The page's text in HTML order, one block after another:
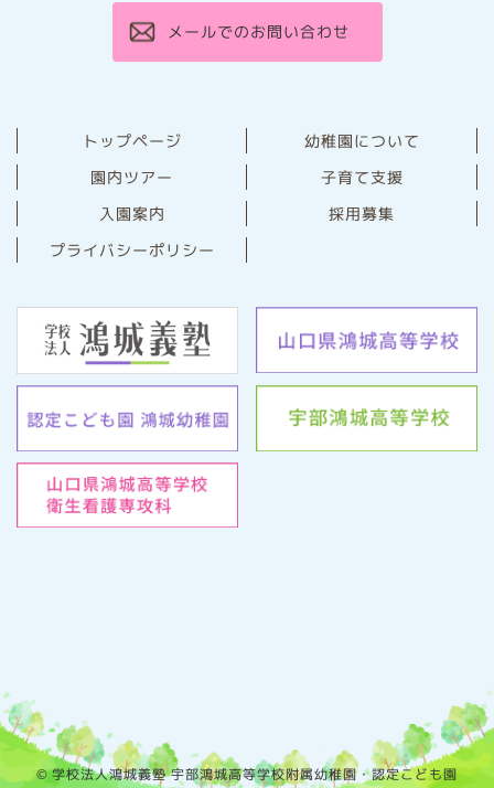
メールでのお問い合わせ
トップページ 幼稚園について
園内ツアー 子育て支援
⼊園案内 採用募集
プライバシーポリシー
© 学校法人鴻城義塾 宇部鴻城高等学校附属幼稚園・認定こども園